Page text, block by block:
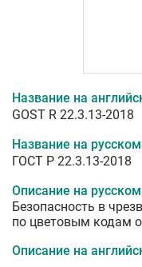
Название на
GOST R 22.3.13-2018
Название на
ГОСТ Р 22.3.13-2018
Описание на
Безопасность в
по цветовым кодам
Описание на